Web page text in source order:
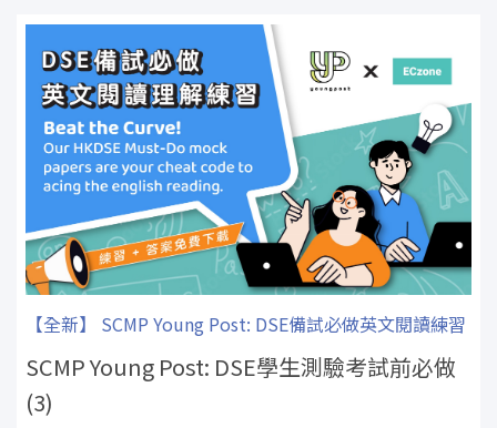
【全新】 SCMP Young Post: DSE備試必做英文閱讀練習
SCMP Young Post: DSE學生測驗考試前必做
(3)